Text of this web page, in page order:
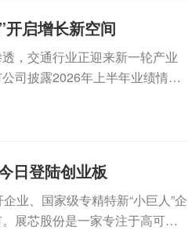
启增长新空间
，交通行业正迎来新一轮产业
司披露2026年上半年业绩情
日登陆创业板
业、国家级专精特新“小巨人”企
展芯股份是一家专注于高可靠